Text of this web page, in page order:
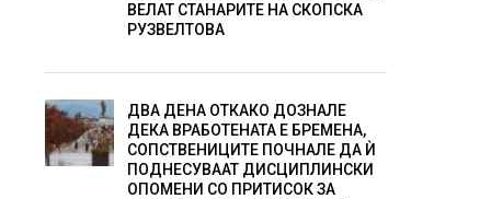
ВЕЛАТ СТАНАРИТЕ НА СКОПСКА
РУЗВЕЛТОВА
ДВА ДЕНА ОТКАКО ДОЗНАЛЕ
ДЕКА ВРАБОТЕНАТА Е БРЕМЕНА,
СОПСТВЕНИЦИТЕ ПОЧНАЛЕ ДА Ѝ
ПОДНЕСУВААТ ДИСЦИПЛИНСКИ
ОПОМЕНИ СО ПРИТИСОК ЗА